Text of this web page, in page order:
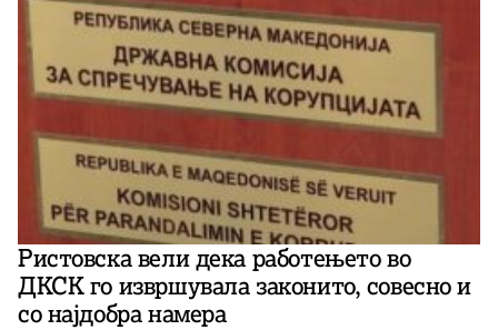
Ристовска вели дека работењето во
ДКСК го извршувала законито, совесно и
со најдобра намера